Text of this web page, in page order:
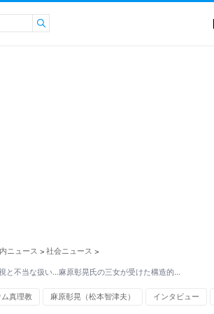
ニュース > 社会ニュース >
と不当な扱い…麻原彰晃氏の三女が受けた構造的…
ム真理教 麻原彰晃（松本智津夫） インタビュー